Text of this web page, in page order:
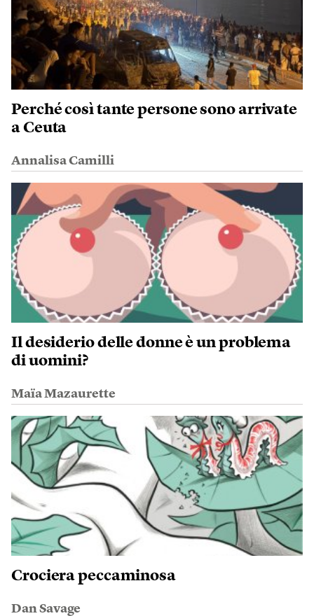
Perché così tante persone sono arrivate
a Ceuta
Annalisa Camilli
Il desiderio delle donne è un problema
di uomini?
Maïa Mazaurette
Crociera peccaminosa
Dan Savage